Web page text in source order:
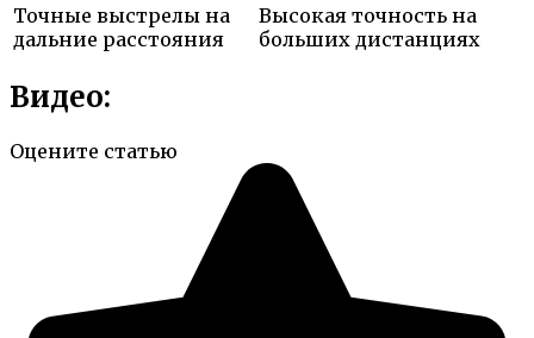
Точные выстрелы на
дальние расстояния
Высокая точность на
больших дистанциях
Видео:
Оцените статью